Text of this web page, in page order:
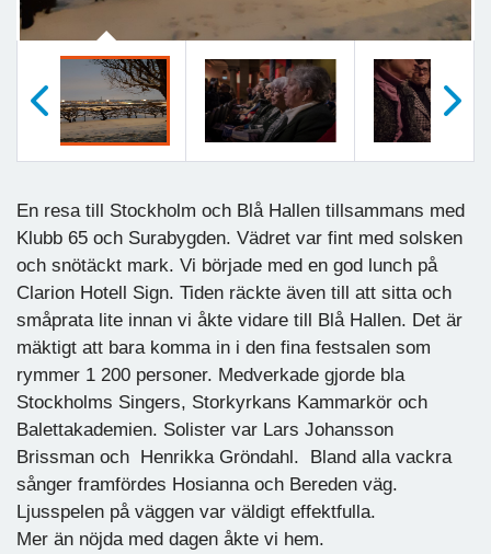
En resa till Stockholm och Blå Hallen tillsammans med
Klubb 65 och Surabygden. Vädret var fint med solsken
och snötäckt mark. Vi började med en god lunch på
Clarion Hotell Sign. Tiden räckte även till att sitta och
småprata lite innan vi åkte vidare till Blå Hallen. Det är
mäktigt att bara komma in i den fina festsalen som
rymmer 1 200 personer. Medverkade gjorde bla
Stockholms Singers, Storkyrkans Kammarkör och
Balettakademien. Solister var Lars Johansson
Brissman och Henrikka Gröndahl. Bland alla vackra
sånger framfördes Hosianna och Bereden väg.
Ljusspelen på väggen var väldigt effektfulla.
Mer än nöjda med dagen åkte vi hem.